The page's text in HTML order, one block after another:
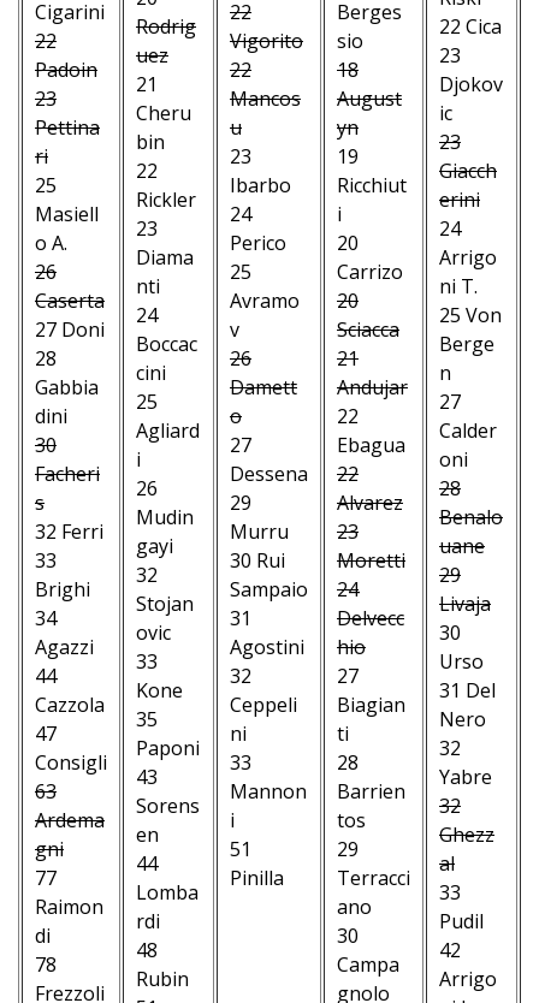
Cigarini
22
Padoin
23
Pettina
ri
25
Masiell
o A.
26
Caserta
27 Doni
28
Gabbia
dini
30
Facheri
s
32 Ferri
33
Brighi
34
Agazzi
44
Cazzola
47
Consigli
63
Ardema
gni
77
Raimon
di
78
Frezzoli
Rodrig
uez
21
Cheru
bin
22
Rickler
23
Diama
nti
24
Boccac
cini
25
Agliard
i
26
Mudin
gayi
32
Stojan
ovic
33
Kone
35
Paponi
43
Sorens
en
44
Lomba
rdi
48
Rubin
22
Vigorito
22
Mancos
u
23
Ibarbo
24
Perico
25
Avramo
v
26
Damett
o
27
Dessena
29
Murru
30 Rui
Sampaio
31
Agostini
32
Ceppeli
ni
33
Mannon
i
51
Pinilla
Berges
sio
18
August
yn
19
Ricchiut
i
20
Carrizo
20
Sciacca
21
Andujar
22
Ebagua
22
Alvarez
23
Moretti
24
Delvecc
hio
27
Biagian
ti
28
Barrien
tos
29
Terracci
ano
30
Campa
gnolo
22 Cica
23
Djokov
ic
23
Giacch
erini
24
Arrigo
ni T.
25 Von
Berge
n
27
Calder
oni
28
Benalo
uane
29
Livaja
30
Urso
31 Del
Nero
32
Yabre
32
Ghezz
al
33
Pudil
42
Arrigo